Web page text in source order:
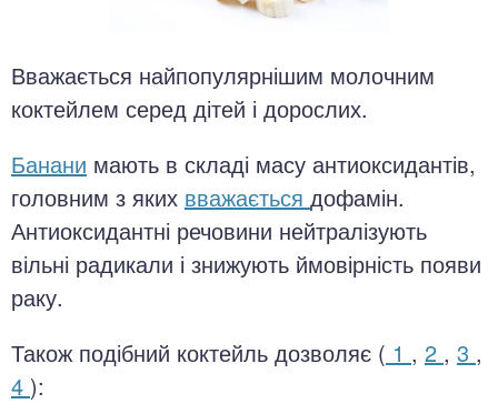
Вважається найпопулярнішим молочним
коктейлем серед дітей і дорослих.
Банани мають в складі масу антиоксидантів,
головним з яких вважається дофамін.
Антиоксидантні речовини нейтралізують
вільні радикали і знижують ймовірність появи
раку.
Також подібний коктейль дозволяє ( 1 , 2 , 3 ,
4 ):